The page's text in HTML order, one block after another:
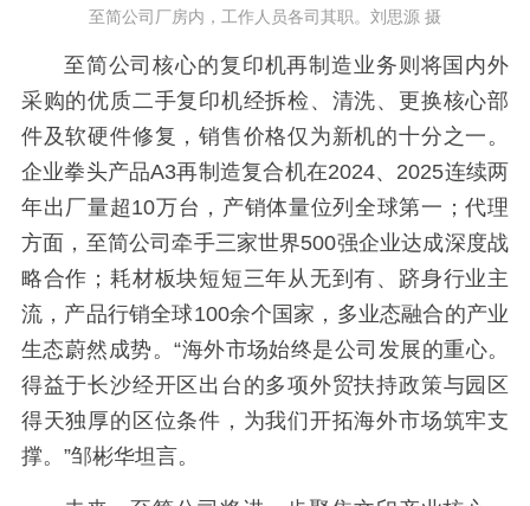
至简公司厂房内，工作人员各司其职。刘思源 摄
至简公司核心的复印机再制造业务则将国内外
采购的优质二手复印机经拆检、清洗、更换核心部
件及软硬件修复，销售价格仅为新机的十分之一。
企业拳头产品A3再制造复合机在2024、2025连续两
年出厂量超10万台，产销体量位列全球第一；代理
方面，至简公司牵手三家世界500强企业达成深度战
略合作；耗材板块短短三年从无到有、跻身行业主
流，产品行销全球100余个国家，多业态融合的产业
生态蔚然成势。“海外市场始终是公司发展的重心。
得益于长沙经开区出台的多项外贸扶持政策与园区
得天独厚的区位条件，为我们开拓海外市场筑牢支
撑。”邹彬华坦言。